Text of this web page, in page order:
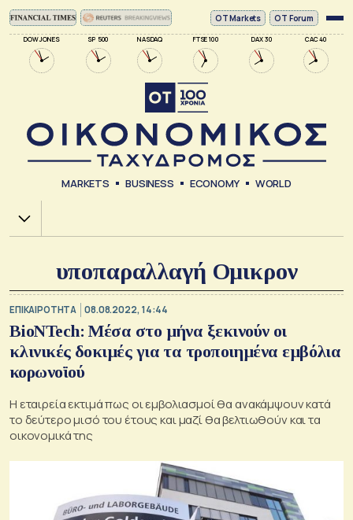
DOW JONES SP 500 NASDAQ FTSE 100 DAX 30 CAC 40
ΟΤ Markets OT Forum
MARKETS BUSINESS ECONOMY WORLD
Χ.Α.
υποπαραλλαγή Ομικρον
ΕΠΙΚΑΙΡΟΤΗΤΑ 08.08.2022, 14:44
BioNTech: Μέσα στο μήνα ξεκινούν οι
κλινικές δοκιμές για τα τροποιημένα εμβόλια
κορωνοϊού
Η εταιρεία εκτιμά πως οι εμβολιασμοί θα ανακάμψουν κατά
το δεύτερο μισό του έτους και μαζί θα βελτιωθούν και τα
οικονομικά της